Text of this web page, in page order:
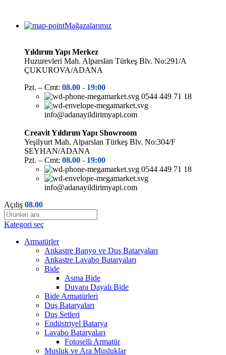
Mağazalarımız
Yıldırım Yapı Merkez
Huzurevleri Mah. Alparslan Türkeş Blv. No:291/A
ÇUKUROVA/ADANA
Pzt. – Cmt: 08.00 - 19:00
0544 449 71 18
info@adanayildirimyapi.com
Creavit Yıldırım Yapı Showroom
Yeşilyurt Mah. Alparslan Türkeş Blv. No:304/F
SEYHAN/ADANA
Pzt. – Cmt: 08.00 - 19:00
0544 449 71 18
info@adanayildirimyapi.com
Açılış 08.00
Kategori seç
Armatürler
Ankastre Banyo ve Duş Bataryaları
Ankastre Lavabo Bataryaları
Bide
Asma Bide
Duvara Dayalı Bide
Bide Armatürleri
Duş Bataryaları
Duş Setleri
Endüstriyel Batarya
Lavabo Bataryaları
Fotoselli Armatür
Musluk ve Ara Musluklar